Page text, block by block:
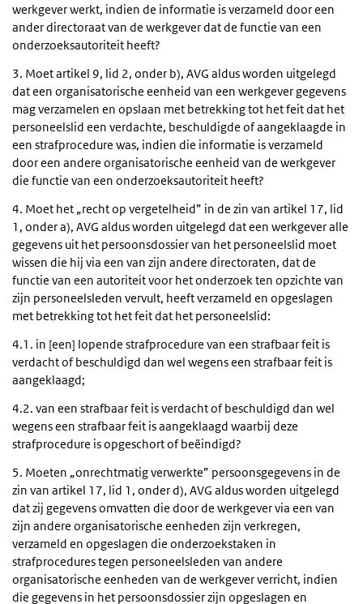
werkgever werkt, indien de informatie is verzameld door een
ander directoraat van de werkgever dat de functie van een
onderzoeksautoriteit heeft?
3. Moet artikel 9, lid 2, onder b), AVG aldus worden uitgelegd
dat een organisatorische eenheid van een werkgever gegevens
mag verzamelen en opslaan met betrekking tot het feit dat het
personeelslid een verdachte, beschuldigde of aangeklaagde in
een strafprocedure was, indien die informatie is verzameld
door een andere organisatorische eenheid van de werkgever
die functie van een onderzoeksautoriteit heeft?
4. Moet het „recht op vergetelheid” in de zin van artikel 17, lid
1, onder a), AVG aldus worden uitgelegd dat een werkgever alle
gegevens uit het persoonsdossier van het personeelslid moet
wissen die hij via een van zijn andere directoraten, dat de
functie van een autoriteit voor het onderzoek ten opzichte van
zijn personeelsleden vervult, heeft verzameld en opgeslagen
met betrekking tot het feit dat het personeelslid:
4.1. in [een] lopende strafprocedure van een strafbaar feit is
verdacht of beschuldigd dan wel wegens een strafbaar feit is
aangeklaagd;
4.2. van een strafbaar feit is verdacht of beschuldigd dan wel
wegens een strafbaar feit is aangeklaagd waarbij deze
strafprocedure is opgeschort of beëindigd?
5. Moeten „onrechtmatig verwerkte” persoonsgegevens in de
zin van artikel 17, lid 1, onder d), AVG aldus worden uitgelegd
dat zij gegevens omvatten die door de werkgever via een van
zijn andere organisatorische eenheden zijn verkregen,
verzameld en opgeslagen die onderzoekstaken in
strafprocedures tegen personeelsleden van andere
organisatorische eenheden van de werkgever verricht, indien
die gegevens in het persoonsdossier zijn opgeslagen en